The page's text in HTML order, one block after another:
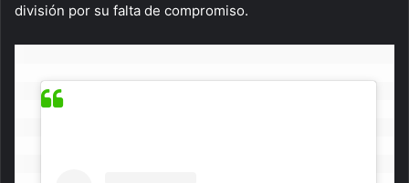
división por su falta de compromiso.